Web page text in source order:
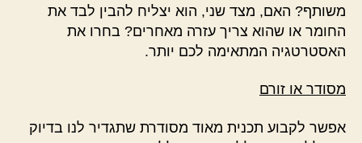
משותף? האם, מצד שני, הוא יצליח להבין לבד את
החומר או שהוא צריך עזרה מאחרים? בחרו את
האסטרטגיה המתאימה לכם יותר.
מסודר או זורם
אפשר לקבוע תכנית מאוד מסודרת שתגדיר לנו בדיוק